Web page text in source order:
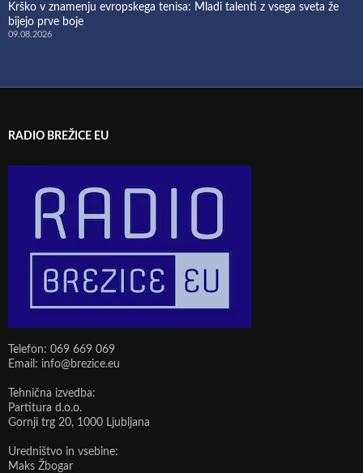
Krško v znamenju evropskega tenisa: Mladi talenti z vsega sveta že
bijejo prve boje
09.08.2026
RADIO BREŽICE EU
Telefon: 069 669 069
Email: info@brezice.eu
Tehnična izvedba:
Partitura d.o.o.
Gornji trg 20, 1000 Ljubljana
Uredništvo in vsebine:
Maks Žbogar